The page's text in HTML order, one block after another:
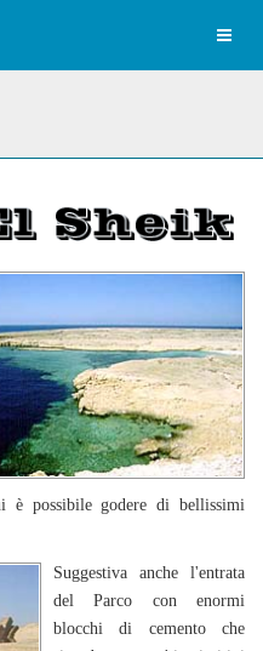
è possibile godere di bellissimi
Suggestiva anche l'entrata
del Parco con enormi
blocchi di cemento che